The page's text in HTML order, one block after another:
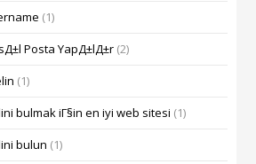
(1)
Posta YapД±lД±r (2)
(1)
bulmak iГ§in en iyi web sitesi (1)
bulun (1)